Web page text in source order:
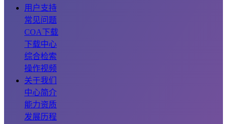
用户支持
常见问题
COA下载
下载中心
综合检索
操作视频
关于我们
中心简介
能力资质
发展历程